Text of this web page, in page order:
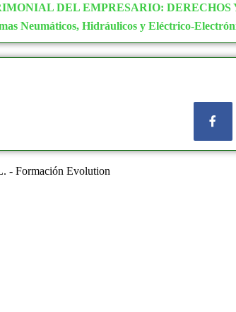
DEL EMPRESARIO:
Neumáticos, Hidráulicos y Eléctrico-
- Formación Evolution